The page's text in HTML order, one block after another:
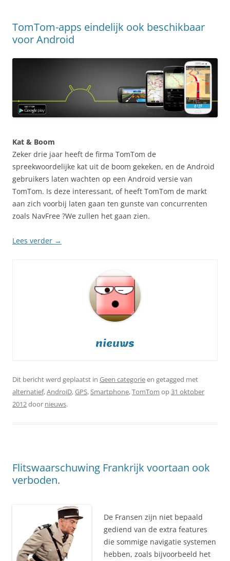
TomTom-apps eindelijk ook beschikbaar
voor Android
Kat & Boom
Zeker drie jaar heeft de firma TomTom de
spreekwoordelijke kat uit de boom gekeken, en de Android
gebruikers laten wachten op een Android versie van
TomTom. Is deze interessant, of heeft TomTom de markt
aan zich voorbij laten gaan ten gunste van concurrenten
zoals NavFree ?We zullen het gaan zien.
Lees verder →
nieuws
Dit bericht werd geplaatst in Geen categorieen getagged met
alternatief,AndroiD,GPS,Smartphone,TomTom op31 oktober
2012door nieuws.
Flitswaarschuwing Frankrijk voortaan ook
verboden.
De Fransen zijn niet bepaald
gediend van de extra features
die sommige navigatie systemen
hebben, zoals bijvoorbeeld het